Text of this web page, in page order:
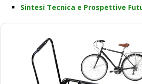
Sintesi Tecnica e Prospettive